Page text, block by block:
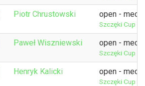
Piotr Chrustowski open - mecz
Szczęki Cup
Paweł Wiszniewski open - mecz
Szczęki Cup
Henryk Kalicki open - mecz
Szczęki Cup